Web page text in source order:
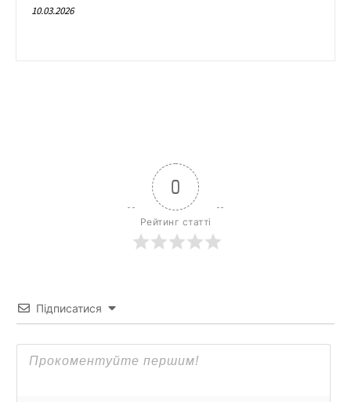
10.03.2026
0
Рейтинг статті
Підписатися